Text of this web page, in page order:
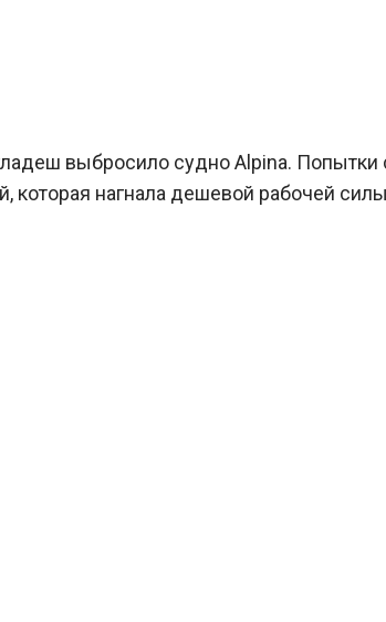
выбросило судно Alpina.
нагнала дешевой рабочей